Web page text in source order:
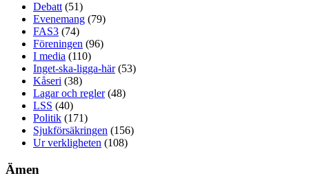
Debatt (51)
Evenemang (79)
FAS3 (74)
Föreningen (96)
I media (110)
Inget-ska-ligga-här(53)
Kåseri (38)
Lagar och regler(48)
LSS (40)
Politik (171)
Sjukförsäkringen (156)
Ur verkligheten (108)
Ämen